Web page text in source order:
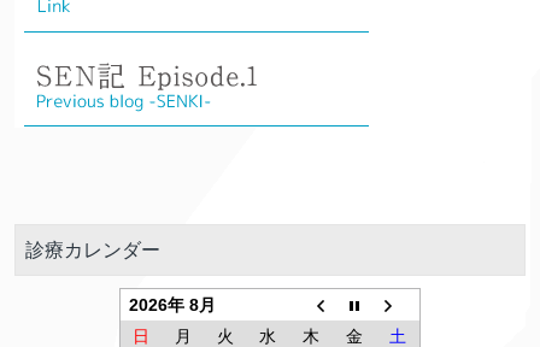
診療カレンダー
2026年 8月
日
月 火 水 木 金
土